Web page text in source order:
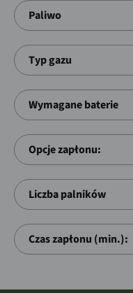
Paliwo
Typ gazu
Wymagane baterie
Opcje zapłonu:
Liczba palników
Czas zapłonu (min.):